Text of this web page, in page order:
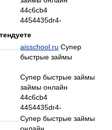
44c6cb4
4454435dr4-
aisschool.ru Супер
быстрые займы
Супер быстрые займы
займы онлайн
44c6cb4
4454435dr4-
Супер быстрые займы